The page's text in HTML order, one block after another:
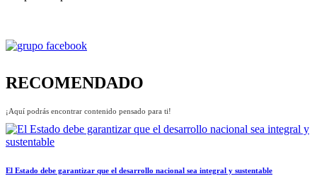
RECOMENDADO
¡Aquí podrás encontrar contenido pensado para ti!
El Estado debe garantizar que el desarrollo nacional sea integral y sustentable